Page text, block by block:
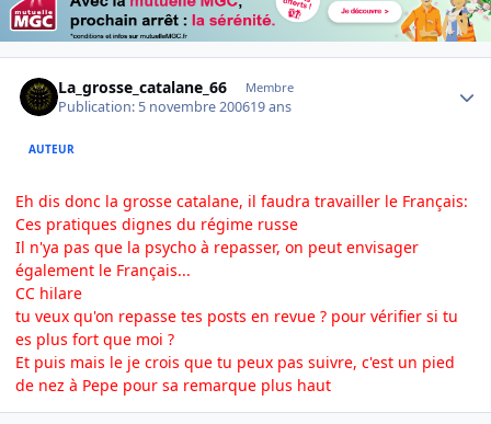
La_grosse_catalane_66 Membre
Publication: 5 novembre 200619 ans
AUTEUR
Eh dis donc la grosse catalane, il faudra travailler le Français:
Ces pratiques dignes du régime russe
Il n'ya pas que la psycho à repasser, on peut envisager
également le Français...
CC hilare
tu veux qu'on repasse tes posts en revue ? pour vérifier si tu
es plus fort que moi ?
Et puis mais le je crois que tu peux pas suivre, c'est un pied
de nez à Pepe pour sa remarque plus haut